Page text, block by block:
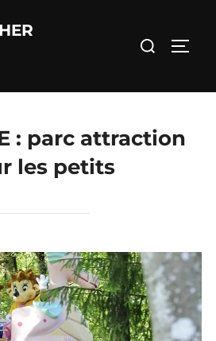
Rechercher :
: parc attraction
les petits